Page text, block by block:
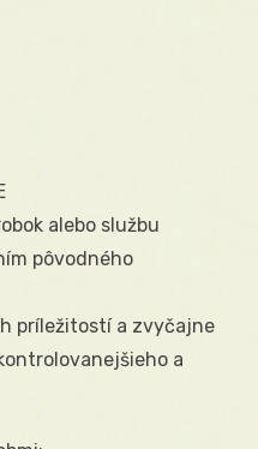
alebo službu
pôvodného
príležitostí a zvyčajne
a